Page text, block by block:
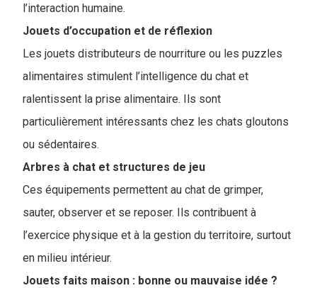
l’interaction humaine.
Jouets d’occupation et de réflexion
Les jouets distributeurs de nourriture ou les puzzles
alimentaires stimulent l’intelligence du chat et
ralentissent la prise alimentaire. Ils sont
particulièrement intéressants chez les chats gloutons
ou sédentaires.
Arbres à chat et structures de jeu
Ces équipements permettent au chat de grimper,
sauter, observer et se reposer. Ils contribuent à
l’exercice physique et à la gestion du territoire, surtout
en milieu intérieur.
Jouets faits maison : bonne ou mauvaise idée ?